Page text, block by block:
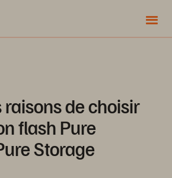
raisons de choisir
flash Pure
Storage